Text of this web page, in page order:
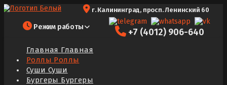
Перейти
содержимому
Доставка еды в Калининграде. Роллы, суши, сеты, комбо,
бургеры на заказ
г. Калининград, просп. Ленинский 60
Режим работы +7 (4012) 906-640
Главная Главная
Роллы Роллы
Суши Суши
Бургеры Бургеры